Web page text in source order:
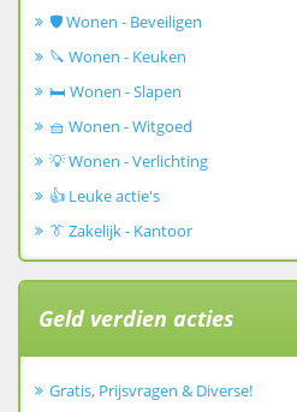
🛡️ Wonen - Beveiligen
🔪 Wonen - Keuken
🛏️ Wonen - Slapen
🧺 Wonen - Witgoed
💡 Wonen - Verlichting
👍 Leuke actie's
👔 Zakelijk - Kantoor
Geld verdien acties
Gratis, Prijsvragen & Diverse!